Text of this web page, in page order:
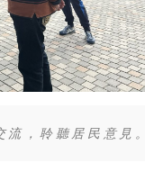
，聆聽居民意見。